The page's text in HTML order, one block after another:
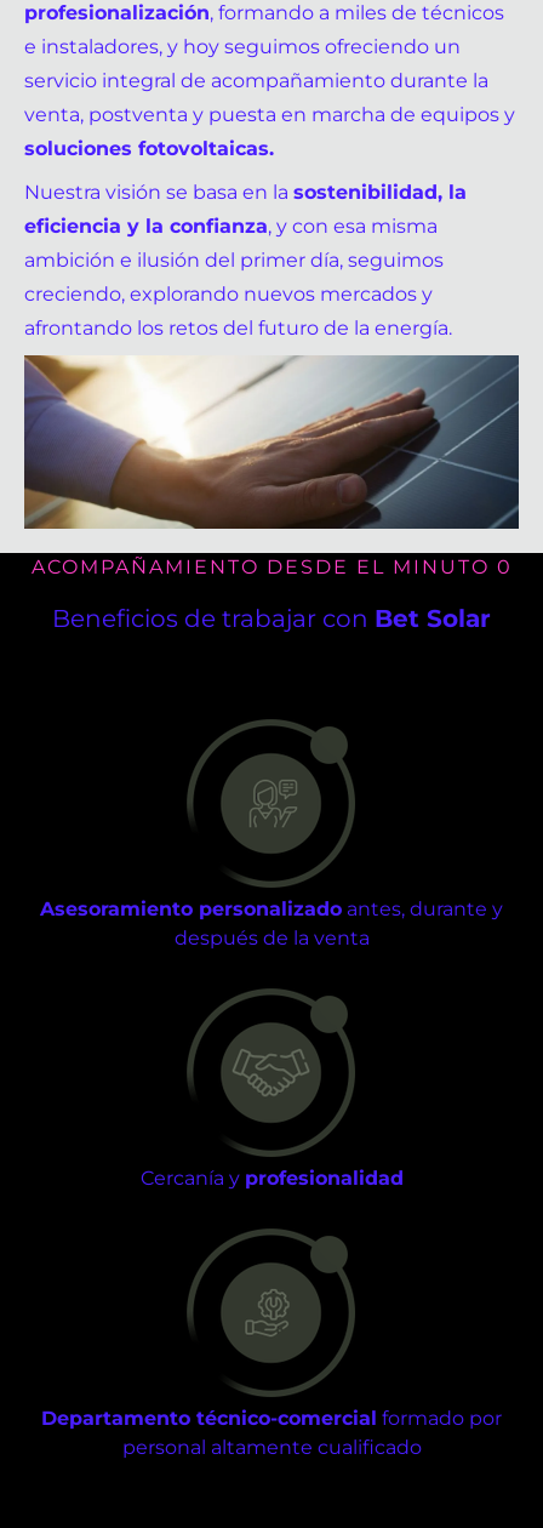
profesionalización, formando a miles de técnicos
e instaladores, y hoy seguimos ofreciendo un
servicio integral de acompañamiento durante la
venta, postventa y puesta en marcha de equipos y
soluciones fotovoltaicas.
Nuestra visión se basa en la sostenibilidad, la
eficiencia y la confianza, y con esa misma
ambición e ilusión del primer día, seguimos
creciendo, explorando nuevos mercados y
afrontando los retos del futuro de la energía.
ACOMPAÑAMIENTO DESDE EL MINUTO 0
Beneficios de trabajar con Bet Solar
Asesoramiento personalizado antes, durante y
después de la venta
Cercanía y profesionalidad
Departamento técnico-comercial formado por
personal altamente cualificado